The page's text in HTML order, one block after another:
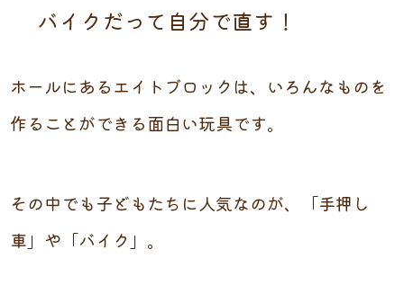
バイクだって自分で直す！
ホールにあるエイトブロックは、いろんなものを
作ることができる面白い玩具です。
その中でも子どもたちに人気なのが、「手押し
車」や「バイク」。